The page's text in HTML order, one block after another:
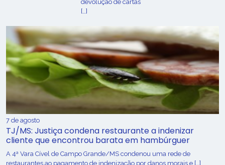
devolução de cartas
[…]
7 de agosto
TJ/MS: Justiça condena restaurante a indenizar
cliente que encontrou barata em hambúrguer
A 4ª Vara Cível de Campo Grande/MS condenou uma rede de
restaurantes ao pagamento de indenização por danos morais e […]